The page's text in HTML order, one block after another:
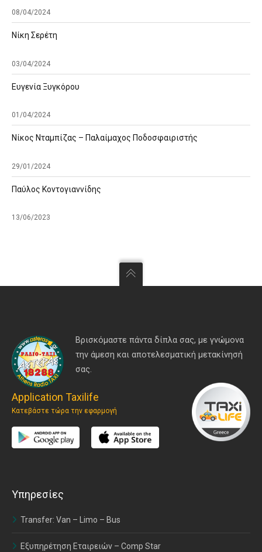
08/04/2024
Νίκη Σερέτη
03/04/2024
Ευγενία Ξυγκόρου
01/04/2024
Νίκος Νταμπίζας – Παλαίμαχος Ποδοσφαιριστής
29/01/2024
Παύλος Κοντογιαννίδης
13/06/2023
Βρισκόμαστε πάντα δίπλα σας, με γνώμονα
την άμεση και αποτελεσματική μετακίνησή
σας.
Application Taxilife
Κατεβάστε τώρα την εφαρμογή
Υπηρεσίες
Transfer: Van – Limo – Bus
Εξυπηρέτηση Εταιρειών – Comp Star